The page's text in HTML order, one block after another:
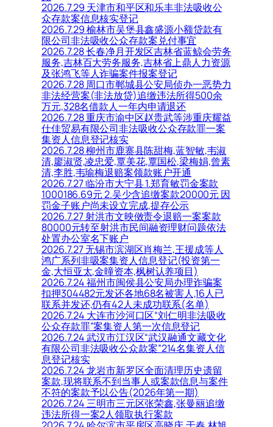
2026.7.29 天津市和平区和乐丰非法吸收公
众存款案信息核实登记
2026.7.29 榆林市吴堡县鑫盛源小额贷款有
限公司非法吸收公众存款案兑付事宜
2026.7.28 长春净月开发区吉林省蓝鲸会劳务
服务,吉林百大劳务服务,吉林省上鼎人力资源
及张鸿飞等人诈骗案件报案登记
2026.7.28 周口市郸城县公安局侦办一恶势力
非法经营案(非法放贷)追缴违法所得500余
万元,328名借款人一年内申请退还
2026.7.28 重庆市渝中区赵贵武等涉重庆耀益
仕佳贸易有限公司非法吸收公众存款罪一案
集资人信息登记核实
2026.7.28 柳州市鹿寨县陈甜梅,蓝智敏,韦淑
清,廖淑贤,凌忠爱,覃美花,覃国松,梁梅娟,曾素
清,李胜,韦瑜梅退赔案领款账户开通
2026.7.27 临汾市大宁县 1.郑育敏罚金案款
1000186.69元 2.吴少含追缴案款20000元 因
罚金子账户尚未设立完成,提存公示
2026.7.27 射洪市文映傚责令退赔一案案款
80000元转至射洪市民间融资理财问题依法
处置办公室名下账户
2026.7.27 无锡市滨湖区肖梅兰,王援成等人
鸿广系列非吸案集资人信息登记(投资第一
金,大恒亚太,金曈资本,枫树认养项目)
2026.7.24 福州市闽侯县公安局办理诈骗案
扣押304482元发还各地68名被害人,16人已
联系并发还,仍有42人未成功联系(名单)
2026.7.24 大连市沙河口区“刘仁明非法吸收
公众存款罪”案集资人第一次信息登记
2026.7.24 武汉市江汉区“武汉融通文藏文化
有限公司非法吸收公众款案”214名集资人信
息登记核实
2026.7.24 龙岩市新罗区全面清理历史遗留
案款,现将联系不到当事人或案款信息与案件
不符的案款予以公告(2026年第一期)
2026.7.24 三明市三元区张荣鑫,张曼丽追缴
违法所得一案2人领取执行案款